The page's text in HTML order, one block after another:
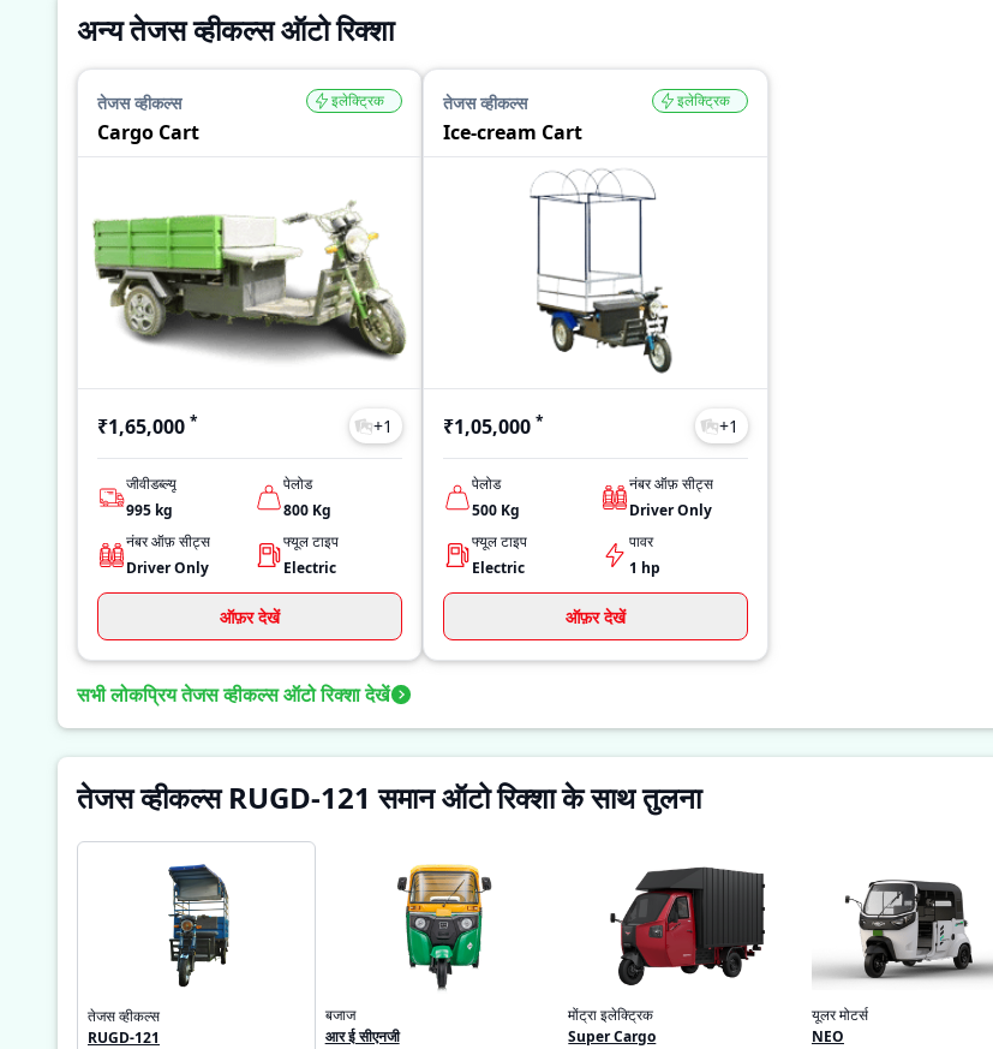
अन्य तेजस व्हीकल्स ऑटो रिक्शा
तेजस व्हीकल्स
Cargo Cart
इलेक्ट्रिक
₹1,65,000 * +1
जीवीडब्ल्यू
995 kg
पेलोड
800 Kg
नंबर ऑफ़ सीट्स
Driver Only
फ्यूल टाइप
Electric
ऑफ़र देखें
तेजस व्हीकल्स
Ice-cream Cart
इलेक्ट्रिक
₹1,05,000 * +1
पेलोड
500 Kg
नंबर ऑफ़ सीट्स
Driver Only
फ्यूल टाइप
Electric
पावर
1 hp
ऑफ़र देखें
सभी लोकप्रिय तेजस व्हीकल्स ऑटो रिक्शा देखें
तेजस व्हीकल्स RUGD-121 समान ऑटो रिक्शा के साथ तुलना
तेजस व्हीकल्स
RUGD-121
बजाज
आर ई सीएनजी
मोंट्रा इलेक्ट्रिक
Super Cargo
यूलर मोटर्स
NEO